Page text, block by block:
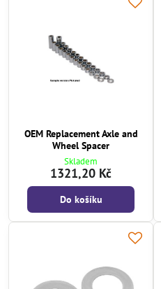
OEM Replacement Axle and
Wheel Spacer
Skladem
1321,20 Kč
Do košíku